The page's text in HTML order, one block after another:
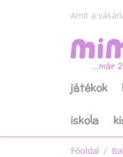
Amit a
játékok
iskola
Főoldal